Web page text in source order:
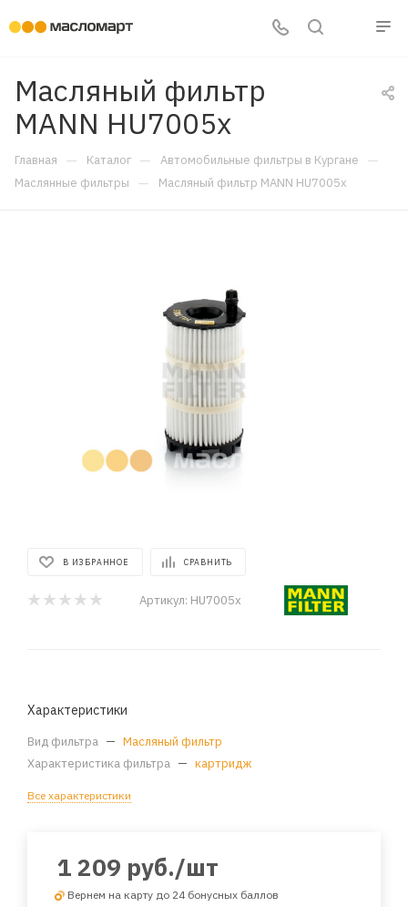
Масляный фильтр
MANN HU7005x
Главная — Каталог — Автомобильные фильтры в Кургане —
Маслянные фильтры — Масляный фильтр MANN HU7005x
В ИЗБРАННОЕ СРАВНИТЬ
Артикул: HU7005x
Характеристики
Вид фильтра — Масляный фильтр
Характеристика фильтра — картридж
Все характеристики
1 209 руб./шт
Вернем на карту до 24 бонусных баллов